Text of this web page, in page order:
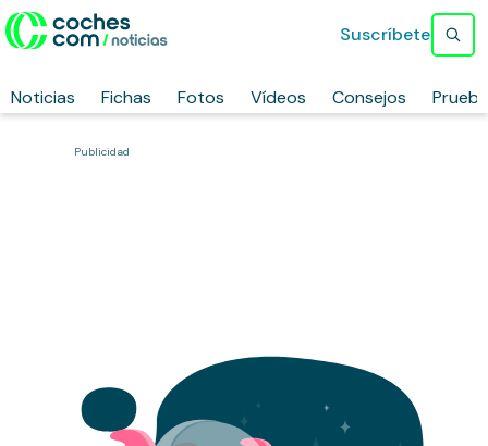
Noticias Fichas Fotos Vídeos Consejos
Suscríbete
Publicidad